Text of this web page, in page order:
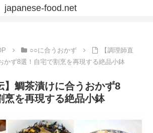
japanese-food.net
○○に合うおかず
【調理師直
かず8選！自宅で割烹を再現する絶品小鉢
】鯛茶漬けに合うおかず8
烹を再現する絶品小鉢